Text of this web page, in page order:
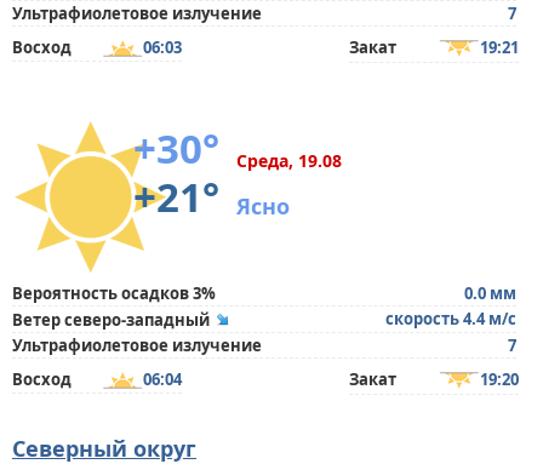
Ультрафиолетовое излучение
7
Восход
06:03 Закат 19:21
+30°
+21°
Среда, 19.08
Ясно
Вероятность осадков 3%
0.0 мм
Ветер северо-западный
скорость 4.4 м/с
Ультрафиолетовое излучение
7
Восход
06:04 Закат 19:20
Северный округ